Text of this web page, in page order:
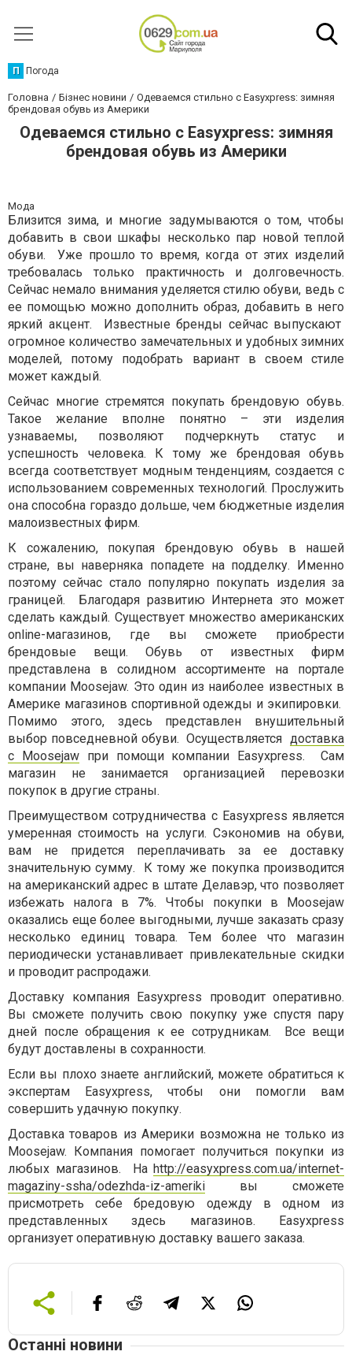
П Погода
Головна Бізнес новини
Одеваемся стильно с Easyxpress: зимняя
брендовая обувь из Америки
Одеваемся стильно с Easyxpress: зимняя
брендовая обувь из Америки
Мода
Близится зима, и многие задумываются о том, чтобы
добавить в свои шкафы несколько пар новой теплой
обуви. Уже прошло то время, когда от этих изделий
требовалась только практичность и долговечность.
Сейчас немало внимания уделяется стилю обуви, ведь с
ее помощью можно дополнить образ, добавить в него
яркий акцент. Известные бренды сейчас выпускают
огромное количество замечательных и удобных зимних
моделей, потому подобрать вариант в своем стиле
может каждый.
Сейчас многие стремятся покупать брендовую обувь.
Такое желание вполне понятно – эти изделия
узнаваемы, позволяют подчеркнуть статус и
успешность человека. К тому же брендовая обувь
всегда соответствует модным тенденциям, создается с
использованием современных технологий. Прослужить
она способна гораздо дольше, чем бюджетные изделия
малоизвестных фирм.
К сожалению, покупая брендовую обувь в нашей
стране, вы наверняка попадете на подделку. Именно
поэтому сейчас стало популярно покупать изделия за
границей. Благодаря развитию Интернета это может
сделать каждый. Существует множество американских
online-магазинов, где вы сможете приобрести
брендовые вещи. Обувь от известных фирм
представлена в солидном ассортименте на портале
компании Moosejaw. Это один из наиболее известных в
Америке магазинов спортивной одежды и экипировки.
Помимо этого, здесь представлен внушительный
выбор повседневной обуви. Осуществляется доставка
с Moosejawпри помощи компании Easyxpress. Сам
магазин не занимается организацией перевозки
покупок в другие страны.
Преимуществом сотрудничества с Easyxpress является
умеренная стоимость на услуги. Сэкономив на обуви,
вам не придется переплачивать за ее доставку
значительную сумму. К тому же покупка производится
на американский адрес в штате Делавэр, что позволяет
избежать налога в 7%. Чтобы покупки в Moosejaw
оказались еще более выгодными, лучше заказать сразу
несколько единиц товара. Тем более что магазин
периодически устанавливает привлекательные скидки
и проводит распродажи.
Доставку компания Easyxpress проводит оперативно.
Вы сможете получить свою покупку уже спустя пару
дней после обращения к ее сотрудникам. Все вещи
будут доставлены в сохранности.
Если вы плохо знаете английский, можете обратиться к
экспертам Easyxpress, чтобы они помогли вам
совершить удачную покупку.
Доставка товаров из Америки возможна не только из
Moosejaw. Компания помогает получиться покупки из
любых магазинов. На http://easyxpress.com.ua/internet-
magaziny-ssha/odezhda-iz-ameriki вы сможете
присмотреть себе бредовую одежду в одном из
представленных здесь магазинов. Easyxpress
организует оперативную доставку вашего заказа.
Останні новини